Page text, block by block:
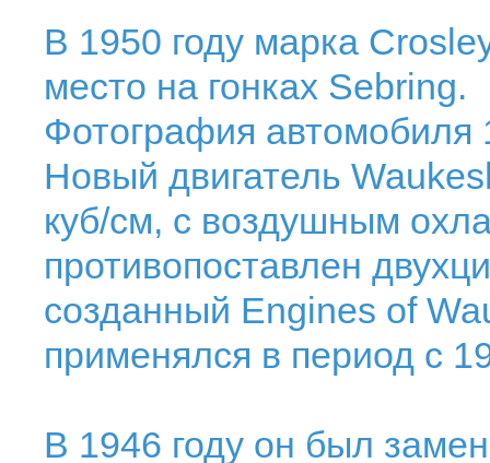
В 1950 году марка
место на гонках Sebring.
Фотография автомобиля
Новый двигатель
куб/см, с воздушным
противопоставлен
созданный Engines of
применялся в период с
В 1946 году он был